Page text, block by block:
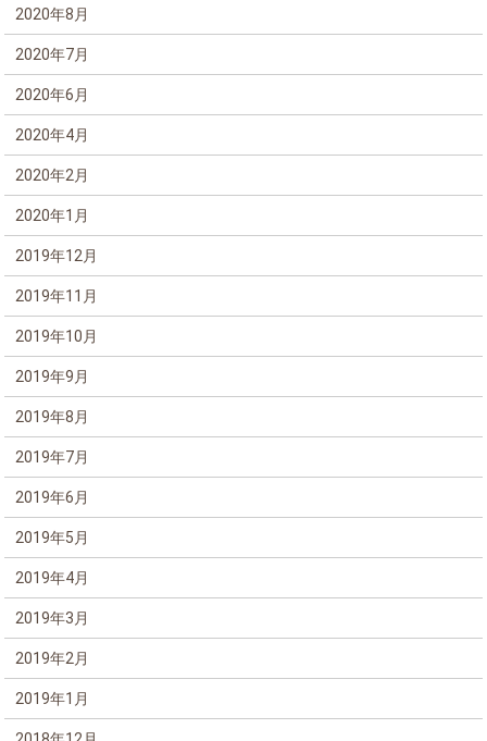
2020年8月
2020年7月
2020年6月
2020年4月
2020年2月
2020年1月
2019年12月
2019年11月
2019年10月
2019年9月
2019年8月
2019年7月
2019年6月
2019年5月
2019年4月
2019年3月
2019年2月
2019年1月